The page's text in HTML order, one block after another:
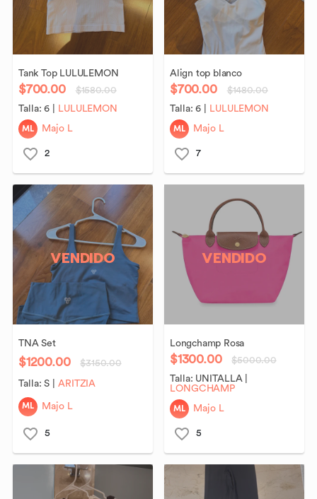
Tank Top LULULEMON
$700.00
$1580.00
Talla:6 LULULEMON
ML Majo L
2
Align top blanco
$700.00
$1480.00
Talla:6 LULULEMON
ML Majo L
7
VENDIDO
TNA Set
$1200.00 $3150.00
Talla:S ARITZIA
ML Majo L
5
VENDIDO
Longchamp Rosa
$1300.00
$5000.00
Talla: UNITALLA|
LONGCHAMP
ML Majo L
5